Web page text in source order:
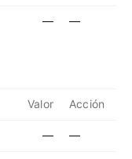
— —
Valor Acción
— —